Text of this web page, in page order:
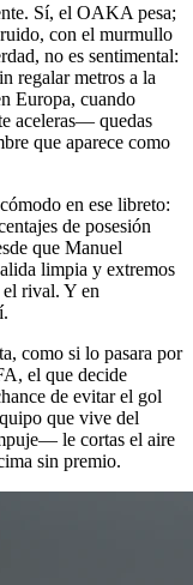
Sí, el OAKA pesa;
con el murmullo
no es sentimental:
regalar metros a la
Europa, cuando
aceleras— quedas
que aparece como
en ese libreto:
de posesión
que Manuel
limpia y extremos
rival. Y en
como si lo pasara por
el que decide
de evitar el gol
que vive del
le cortas el aire
sin premio.